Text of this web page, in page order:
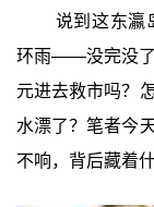
说到这东瀛
环雨——没完没了
元进去救市吗？
水漂了？笔者今
不响，背后藏着